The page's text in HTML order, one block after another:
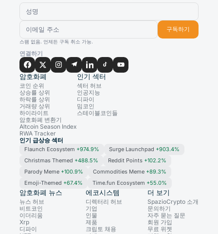
구독하기
스팸 없음. 언제든 구독 취소 가능.
연결하기
암호화폐
코인 순위
상승률 상위
하락률 상위
거래량 상위
하이라이트
암호화폐 변환기
Altcoin Season Index
RWA Tracker
인기 섹터
섹터 허브
인공지능
디파이
밈코인
스테이블코인들
인기 급상승 섹터
Flaunch Ecosystem +974.9% Surge Launchpad +903.4%
Christmas Themed +488.5% Reddit Points +102.2%
Parody Meme +100.9% Commodities Meme +89.3%
Emoji-Themed +67.4% Time.fun Ecosystem +55.0%
암호화폐 뉴스
뉴스 허브
비트코인
이더리움
Xrp
디파이
에코시스템
디렉터리 허브
기업
인물
제품
크립토 채용
더 보기
SpazioCrypto 소개
문의하기
자주 묻는 질문
회원 가입
무료 위젯